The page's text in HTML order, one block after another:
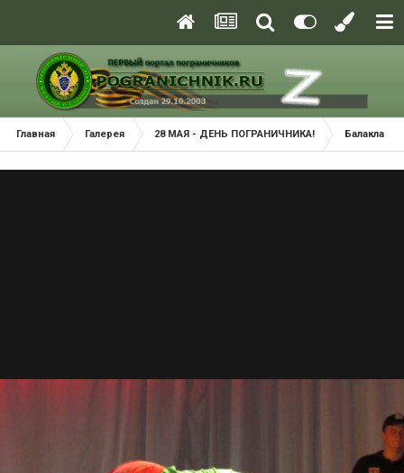
Главная Галерея 28 МАЯ - ДЕНЬ ПОГРАНИЧНИКА! Балаклава